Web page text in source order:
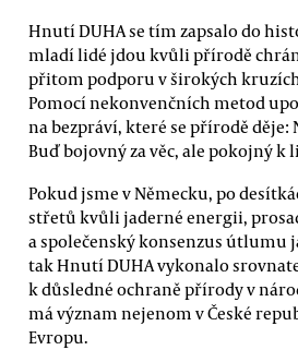
Hnutí DUHA se tím zapsalo do
mladí lidé jdou kvůli přírodě
přitom podporu v širokých
Pomocí nekonvenčních metod
na bezpráví, které se přírodě děje:
Buď bojovný za věc, ale pokojný k
Pokud jsme v Německu, po
střetů kvůli jaderné energii,
a společenský konsenzus útlumu
tak Hnutí DUHA vykonalo
k důsledné ochraně přírody v
má význam nejenom v České
Evropu.